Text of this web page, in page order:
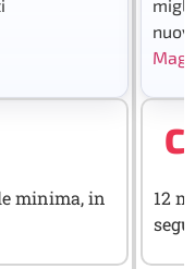
minima, in
12